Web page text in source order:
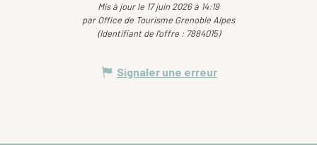
Mis à jour le 17 juin 2026 à 14:19
par Office de Tourisme Grenoble Alpes
(Identifiant de l'offre : 7884015)
Signaler une erreur